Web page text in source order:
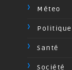
Méteo
Politique
Santé
Société